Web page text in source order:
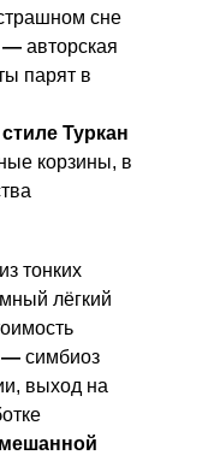
сне
— авторская
парят в
Туркан
корзины, в
тонких
лёгкий
— симбиоз
выход на